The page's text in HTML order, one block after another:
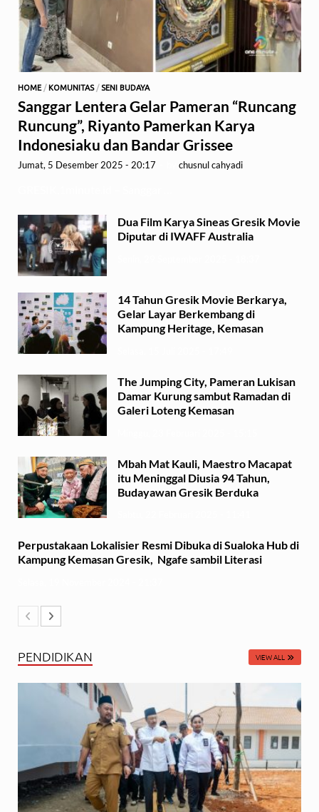
HOME / KOMUNITAS/ SENI BUDAYA
Sanggar Lentera Gelar Pameran “Runcang
Runcung”, Riyanto Pamerkan Karya
Indonesiaku dan Bandar Grissee
Jumat, 5 Desember 2025 - 20:17 chusnul cahyadi
Dua Film Karya Sineas Gresik Movie
Diputar di IWAFF Australia
14 Tahun Gresik Movie Berkarya,
Gelar Layar Berkembang di
Kampung Heritage, Kemasan
The Jumping City, Pameran Lukisan
Damar Kurung sambut Ramadan di
Galeri Loteng Kemasan
Mbah Mat Kauli, Maestro Macapat
itu Meninggal Diusia 94 Tahun,
Budayawan Gresik Berduka
Perpustakaan Lokalisier Resmi Dibuka di Sualoka Hub di
Kampung Kemasan Gresik, Ngafe sambil Literasi
PENDIDIKAN VIEW ALL